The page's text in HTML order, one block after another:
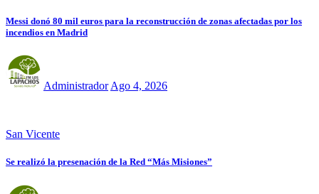
Messi donó 80 mil euros para la reconstrucción de zonas afectadas por los
incendios en Madrid
Administrador Ago 4, 2026
San Vicente
Se realizó la presenación de la Red “Más Misiones”